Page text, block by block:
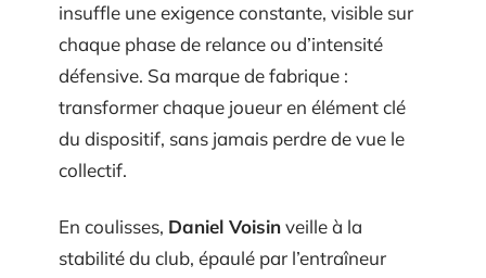
insuffle une exigence constante, visible sur
chaque phase de relance ou d’intensité
défensive. Sa marque de fabrique :
transformer chaque joueur en élément clé
du dispositif, sans jamais perdre de vue le
collectif.
En coulisses, Daniel Voisinveille à la
stabilité du club, épaulé par l’entraîneur